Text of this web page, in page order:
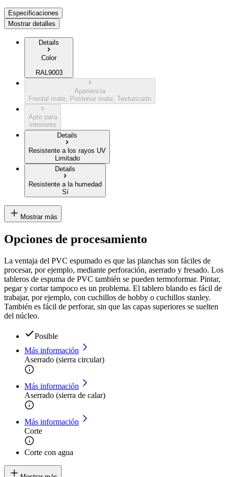
Especificaciones
Mostrar detalles
Details
Color
RAL9003
Apariencia
Frontal mate, Posterior mate, Texturizado
Apto para
Interiores
Details
Resistente a los rayos UV
Limitado
Details
Resistente a la humedad
Sí
Mostrar más
Opciones de procesamiento
La ventaja del PVC espumado es que las planchas son fáciles de
procesar, por ejemplo, mediante perforación, aserrado y fresado. Los
tableros de espuma de PVC también se pueden termoformar. Pintar,
pegar y cortar tampoco es un problema. El tablero blando es fácil de
trabajar, por ejemplo, con cuchillos de hobby o cuchillos stanley.
También es fácil de perforar, sin que las capas superiores se suelten
del núcleo.
Posible
Más información
Aserrado (sierra circular)
Más información
Aserrado (sierra de calar)
Más información
Corte
Corte con agua